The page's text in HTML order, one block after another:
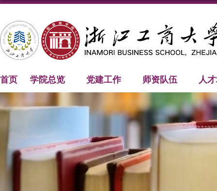
首页 学院总览 党建工作 师资队伍 人